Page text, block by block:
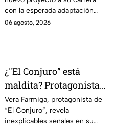
ahora
con la esperada adaptación
cinematográfica del popular
06 agosto, 2026
¿"El Conjuro” está
maldita? Protagonista
revela INQUIETANTES
señales en su cuerpo
durante la grabación de
Vera Farmiga, protagonista de
“El Conjuro”, revela
inexplicables señales en su